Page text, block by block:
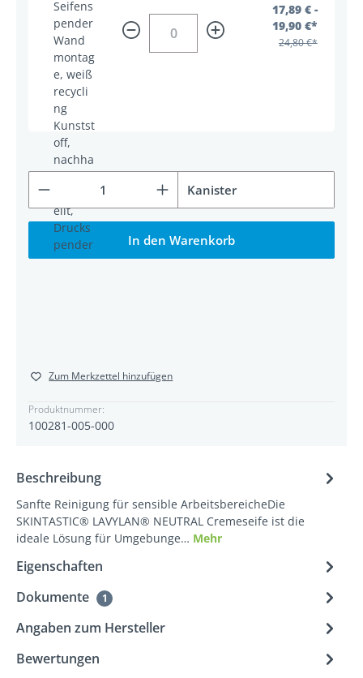
17,89 € -
19,90 €*
24,80 €*
Produkt Anzahl: Gib den gewünschten Wert
Kanister
In den Warenkorb
Zum Merkzettel hinzufügen
Produktnummer:
100281-005-000
Beschreibung
Sanfte Reinigung für sensible ArbeitsbereicheDie
SKINTASTIC® LAVYLAN® NEUTRAL Cremeseife ist die
ideale Lösung für Umgebunge… Mehr
Eigenschaften
Dokumente
1
Angaben zum Hersteller
Bewertungen